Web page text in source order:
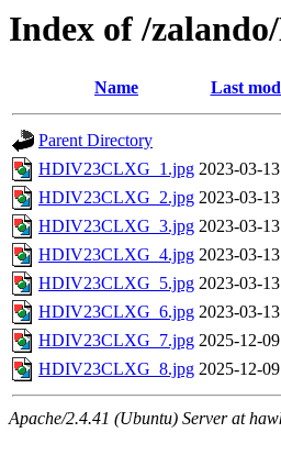
Index of /
Name Last
Parent Directory
HDIV23CLXG_1.jpg 2023-03-
HDIV23CLXG_2.jpg 2023-03-
HDIV23CLXG_3.jpg 2023-03-
HDIV23CLXG_4.jpg 2023-03-
HDIV23CLXG_5.jpg 2023-03-
HDIV23CLXG_6.jpg 2023-03-
HDIV23CLXG_7.jpg 2025-12-
HDIV23CLXG_8.jpg 2025-12-
Apache/2.4.41 (Ubuntu) Server at